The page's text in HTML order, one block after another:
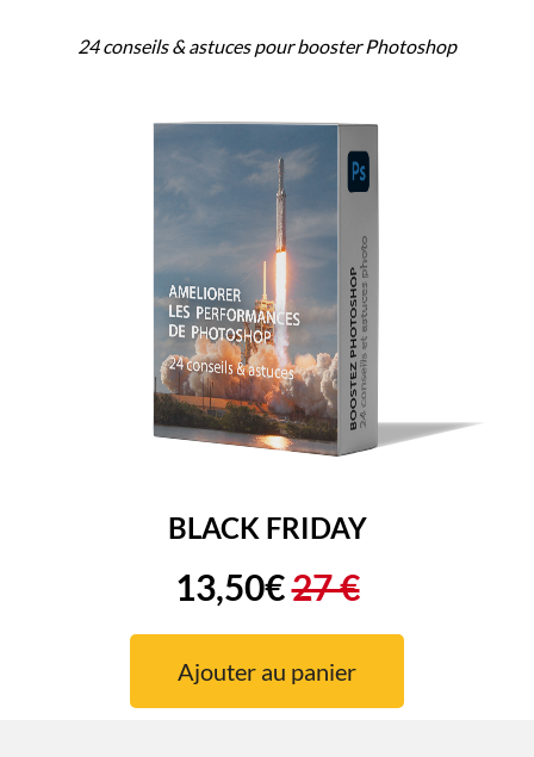
24 conseils & astuces pour booster Photoshop
BLACK FRIDAY
13,50€27 €
Ajouter au panier